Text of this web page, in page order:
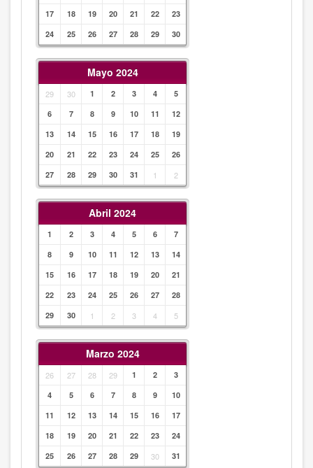
17
18 19 20 21 22
23
24
25 26 27 28 29 30
Mayo 2024
29 30 1 2 3 4
5
6
7 8 9 10 11
12
13
14 15 16 17 18
19
20
21 22 23 24 25
26
27
28 29 30 31 1 2
Abril 2024
1 2 3 4 5 6
7
8
9 10 11 12 13
14
15
16 17 18 19 20
21
22
23 24 25 26 27
28
29
30 1 2 3 4 5
Marzo 2024
26 27 28 29 1 2
3
4
5 6 7 8 9
10
11
12 13 14 15 16
17
18
19 20 21 22 23
24
25
26 27 28 29 30 31